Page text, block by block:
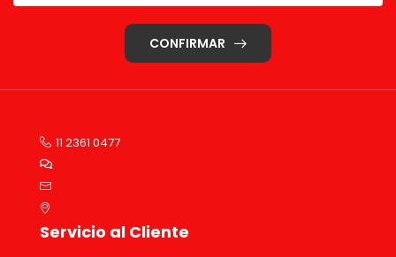
CONFIRMAR
11 2361 0477
Servicio al Cliente